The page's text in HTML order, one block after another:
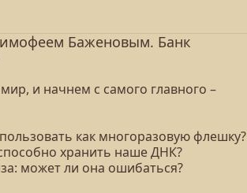
Баженовым. Банк
и начнем с самого главного –
как многоразовую флешку?
хранить наше ДНК?
может ли она ошибаться?